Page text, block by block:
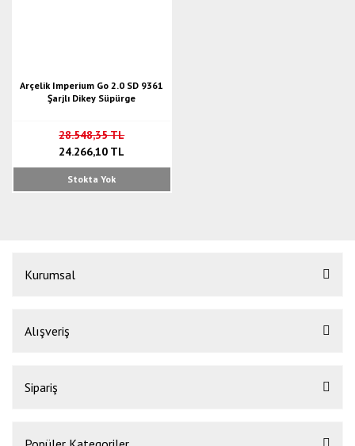
Arçelik Imperium Go 2.0 SD 9361
Şarjlı Dikey Süpürge
28.548,35 TL
24.266,10 TL
Stokta Yok
Kurumsal
Alışveriş
Sipariş